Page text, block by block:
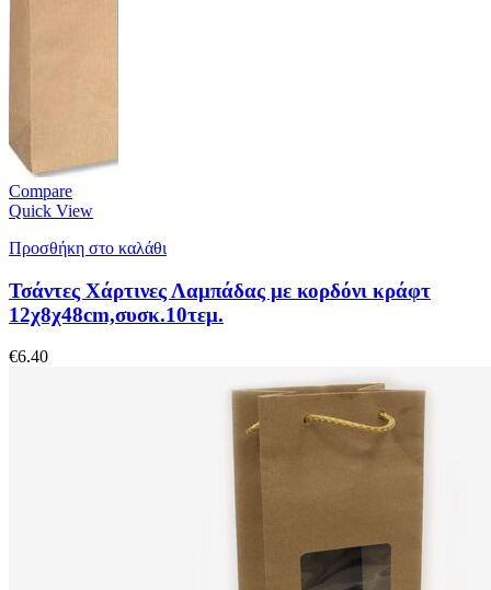
Compare
Quick View
Προσθήκη στο καλάθι
Τσάντες Χάρτινες Λαμπάδας με κορδόνι κράφτ
12χ8χ48cm,συσκ.10τεμ.
€6.40